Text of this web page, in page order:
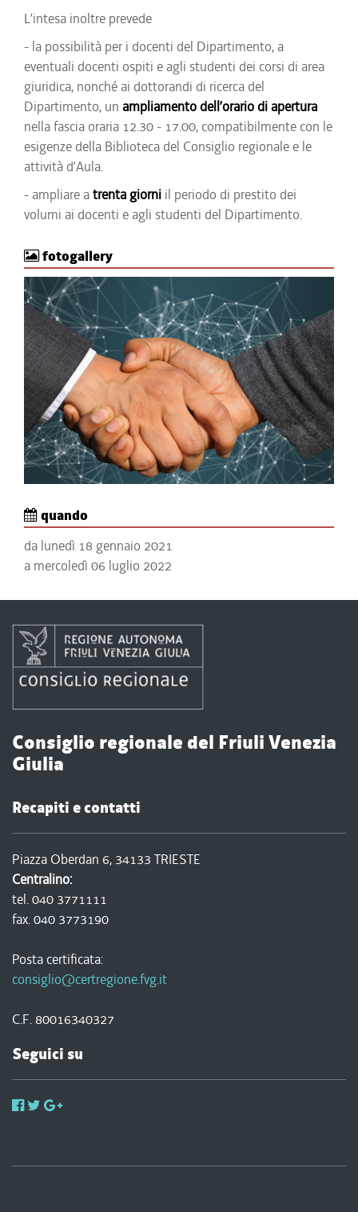
L’intesa inoltre prevede
- la possibilità per i docenti del Dipartimento, a
eventuali docenti ospiti e agli studenti dei corsi di area
giuridica, nonché ai dottorandi di ricerca del
Dipartimento, un ampliamento dell’orario di apertura
nella fascia oraria 12.30 - 17.00, compatibilmente con le
esigenze della Biblioteca del Consiglio regionale e le
attività d’Aula.
- ampliare atrenta giorni il periodo di prestito dei
volumi ai docenti e agli studenti del Dipartimento.
fotogallery
quando
da lunedì 18 gennaio 2021
a mercoledì 06 luglio 2022
Consiglio regionale del Friuli Venezia
Giulia
Recapiti e contatti
Piazza Oberdan 6, 34133 TRIESTE
Centralino:
tel. 040 3771111
fax. 040 3773190
Posta certificata:
consiglio@certregione.fvg.it
C.F. 80016340327
Seguici su